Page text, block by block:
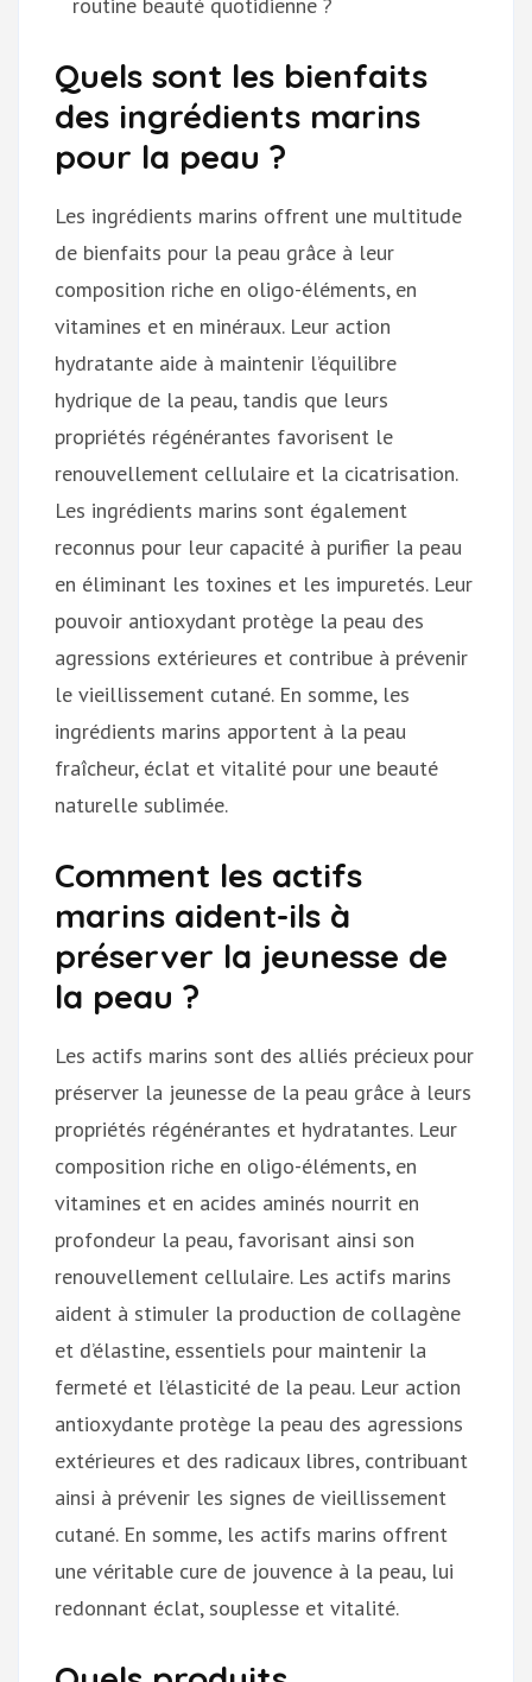
routine beauté quotidienne ?
Quels sont les bienfaits
des ingrédients marins
pour la peau ?
Les ingrédients marins offrent une multitude
de bienfaits pour la peau grâce à leur
composition riche en oligo-éléments, en
vitamines et en minéraux. Leur action
hydratante aide à maintenir l’équilibre
hydrique de la peau, tandis que leurs
propriétés régénérantes favorisent le
renouvellement cellulaire et la cicatrisation.
Les ingrédients marins sont également
reconnus pour leur capacité à purifier la peau
en éliminant les toxines et les impuretés. Leur
pouvoir antioxydant protège la peau des
agressions extérieures et contribue à prévenir
le vieillissement cutané. En somme, les
ingrédients marins apportent à la peau
fraîcheur, éclat et vitalité pour une beauté
naturelle sublimée.
Comment les actifs
marins aident-ils à
préserver la jeunesse de
la peau ?
Les actifs marins sont des alliés précieux pour
préserver la jeunesse de la peau grâce à leurs
propriétés régénérantes et hydratantes. Leur
composition riche en oligo-éléments, en
vitamines et en acides aminés nourrit en
profondeur la peau, favorisant ainsi son
renouvellement cellulaire. Les actifs marins
aident à stimuler la production de collagène
et d’élastine, essentiels pour maintenir la
fermeté et l’élasticité de la peau. Leur action
antioxydante protège la peau des agressions
extérieures et des radicaux libres, contribuant
ainsi à prévenir les signes de vieillissement
cutané. En somme, les actifs marins offrent
une véritable cure de jouvence à la peau, lui
redonnant éclat, souplesse et vitalité.